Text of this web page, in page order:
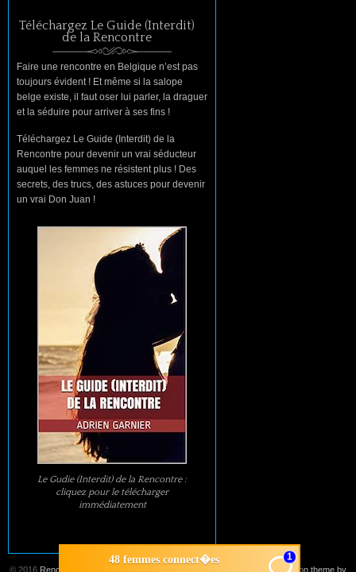
48 femmes connect�es 1
Téléchargez Le Guide (Interdit)
de la Rencontre
Faire une rencontre en Belgique n’est pas
toujours évident ! Et même si la salope
belge existe, il faut oser lui parler, la draguer
et la séduire pour arriver à ses fins !
Téléchargez Le Guide (Interdit) de la
Rencontre pour devenir un vrai séducteur
auquel les femmes ne résistent plus ! Des
secrets, des trucs, des astuces pour devenir
un vrai Don Juan !
Le Gudie (Interdit) de la Rencontre :
cliquez pour le télécharger
immédiatement
© 2016 Rencontre Suffusion theme by